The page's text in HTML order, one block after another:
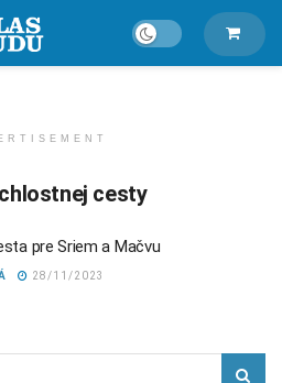
cesty
pre Sriem a Mačvu
28/11/2023